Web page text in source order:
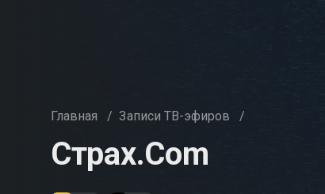
Главная / Записи ТВ-эфиров /
Страх.Com